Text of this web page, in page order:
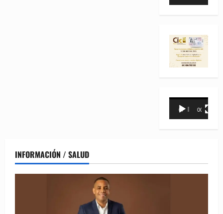
Reproductor
00:00 00:31
INFORMACIÓN / SALUD